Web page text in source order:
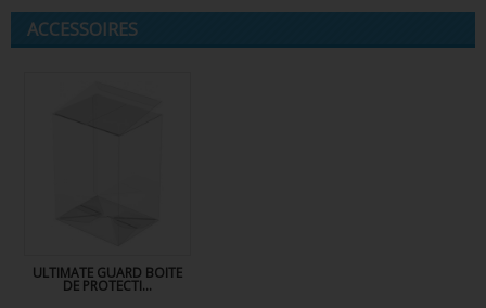
ACCESSOIRES
ULTIMATE GUARD BOITE
DE PROTECTI...